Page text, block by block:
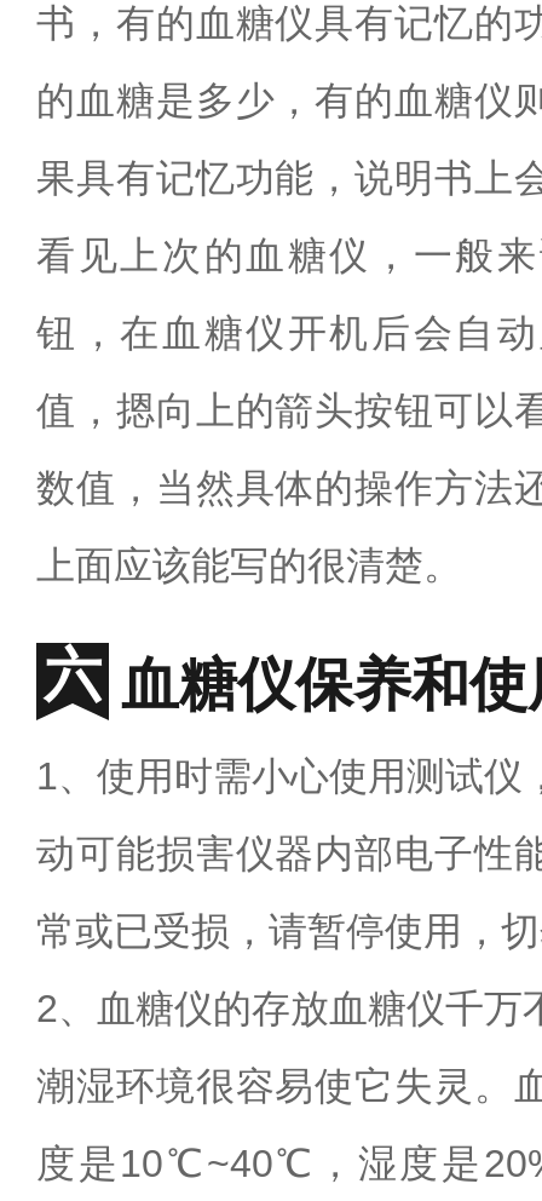
书，有的血糖仪具有记忆的
的血糖是多少，有的血糖仪
果具有记忆功能，说明书上
看见上次的血糖仪，一般
钮，在血糖仪开机后会自
值，摁向上的箭头按钮可以
数值，当然具体的操作方法
上面应该能写的很清楚。
血糖仪保养和
1、使用时需小心使用测试仪
动可能损害仪器内部电子性
常或已受损，请暂停使用，
2、血糖仪的存放血糖仪千万
潮湿环境很容易使它失灵。
度是10℃~40℃，湿度是